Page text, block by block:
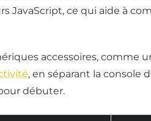
JavaScript, ce qui aide à
accessoires, comme
, en séparant la console
débuter.